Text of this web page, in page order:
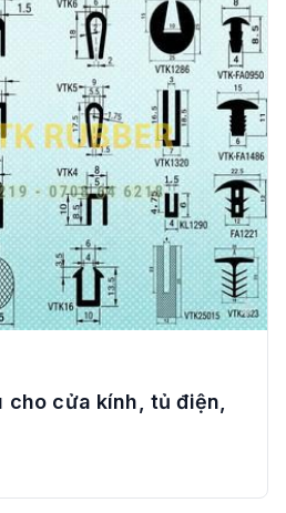
cho cửa kính, tủ điện,